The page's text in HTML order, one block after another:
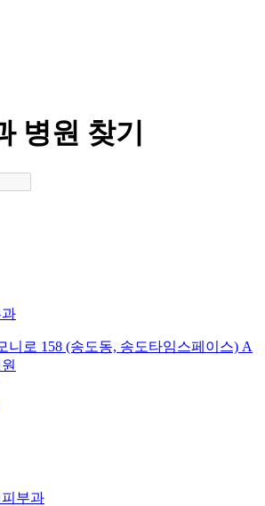
병원 찾기
니로 158 (송도동, 송도타임스페이스) A
피부과